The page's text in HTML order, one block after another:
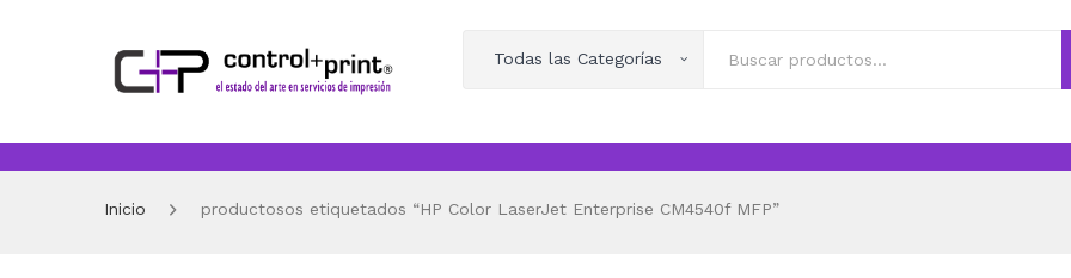
Todas las Categorías
Inicio productosos etiquetados “HP Color LaserJet Enterprise CM4540f MFP”